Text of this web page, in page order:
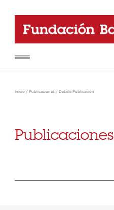
Inicio / Publicaciones / Detalle Publicación
Publicaciones